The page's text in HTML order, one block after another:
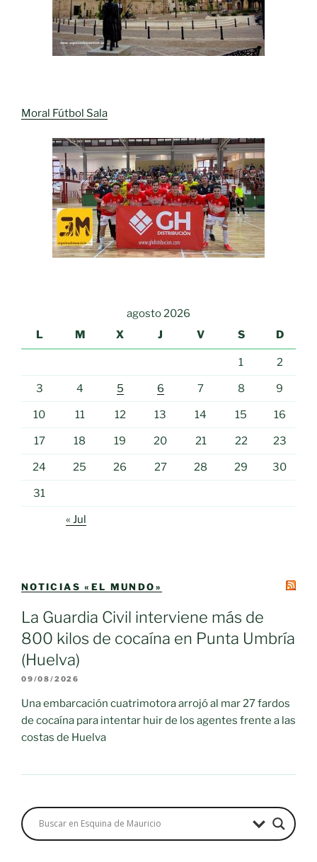
Moral Fútbol Sala
agosto 2026
L
M X J V S D
1 2
3 4 5 6 7 8 9
10 11 12 13 14 15 16
17 18 19 20 21 22 23
24 25 26 27 28 29 30
31
« Jul
NOTICIAS «EL MUNDO»
La Guardia Civil interviene más de
800 kilos de cocaína en Punta Umbría
(Huelva)
09/08/2026
Una embarcación cuatrimotora arrojó al mar 27 fardos
de cocaína para intentar huir de los agentes frente a las
costas de Huelva